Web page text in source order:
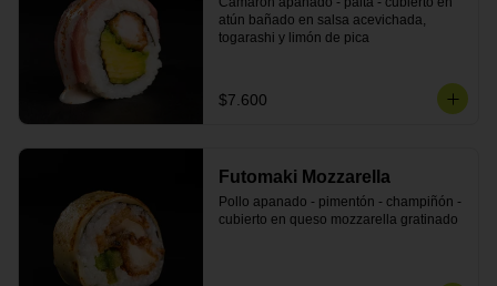
atún bañado en salsa acevichada,
togarashi y limón de pica
$7.600
Futomaki Mozzarella
Pollo apanado - pimentón - champiñón -
cubierto en queso mozzarella gratinado